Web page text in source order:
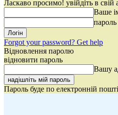
Ласкаво просимо! увійдіть в свій
Ваше
пароль
Forgot your password? Get help
Відновлення паролю
відновити пароль
Вашу
Пароль буде по електронній